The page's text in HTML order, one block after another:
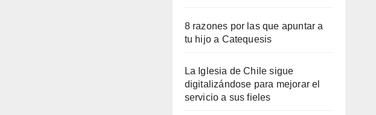
8 razones por las que apuntar a
tu hijo a Catequesis
La Iglesia de Chile sigue
digitalizándose para mejorar el
servicio a sus fieles